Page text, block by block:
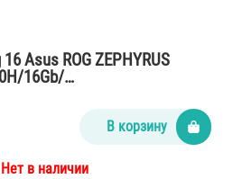
Asus ROG ZEPHYRUS
16Gb/…
В корзину
Нет в наличии